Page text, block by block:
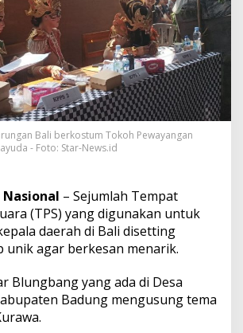
P
e
a
r
u
n
g
B
r
k
o
t
m
T
Bali berkostum Tokoh Pewayangan
- Foto: Star-News.id
Nasional – Sejumlah Tempat
(TPS) yang digunakan untuk
daerah di Bali disetting
unik agar berkesan menarik.
Blungbang yang ada di Desa
Badung mengusung tema